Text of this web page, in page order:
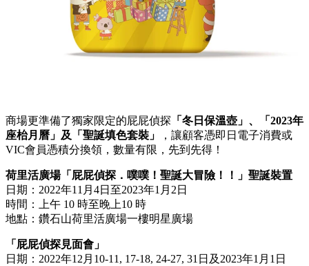
商場更準備了獨家限定的屁屁偵探 「冬日保溫壺」、「 2023年
座枱月曆」及「聖誕填色套裝」
，讓顧客憑即日電子消費或
VIC會員憑積分換領，數量有限，先到先得！
荷里活廣場「屁屁偵探．噗噗！聖誕大冒險！！」聖誕裝置
日期：2022年11月4日至2023年1月2日
時間：上午 10 時至晚上10 時
地點：鑽石山荷里活廣場一樓明星廣場
「屁屁偵探見面會」
日期：2022年12月10-11, 17-18, 24-27, 31日及2023年1月1日